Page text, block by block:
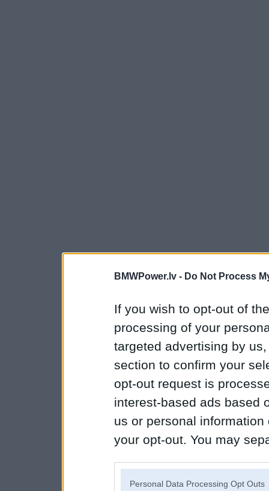
BMWPower.lv - Do Not Process
If you wish to opt-out of
processing of your
targeted advertising by
section to confirm your
opt-out request is
interest-based ads based
us or personal
your opt-out. You may
Personal Data Processing Opt Outs